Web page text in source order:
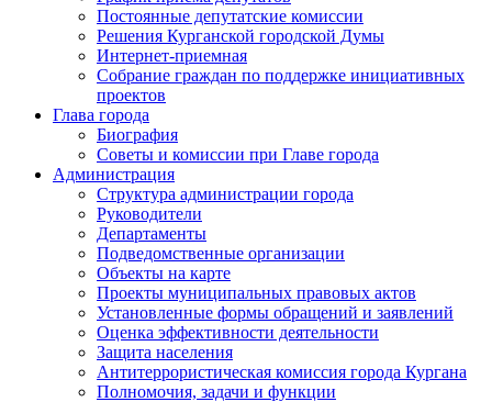
Постоянные депутатские комиссии
Решения Курганской городской Думы
Интернет-приемная
Собрание граждан по поддержке инициативных
проектов
Глава города
Биография
Советы и комиссии при Главе города
Администрация
Структура администрации города
Руководители
Департаменты
Подведомственные организации
Объекты на карте
Проекты муниципальных правовых актов
Установленные формы обращений и заявлений
Оценка эффективности деятельности
Защита населения
Антитеррористическая комиссия города Кургана
Полномочия, задачи и функции